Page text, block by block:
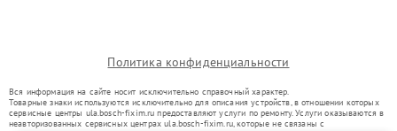
Политика конфиденциальности
Вся информация на сайте носит исключительно справочный характер.
Товарные знаки используются исключительно для описания устройств, в отношении которых
сервисные центры ula.bosch-fixim.ru предоставляют услуги по ремонту. Услуги оказываются в
неавторизованных сервисных центрах ula.bosch-fixim.ru, которые не связаны с